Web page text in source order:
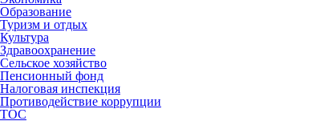
Образование
Туризм и отдых
Культура
Здравоохранение
Сельское хозяйство
Пенсионный фонд
Налоговая инспекция
Противодействие коррупции
ТОС